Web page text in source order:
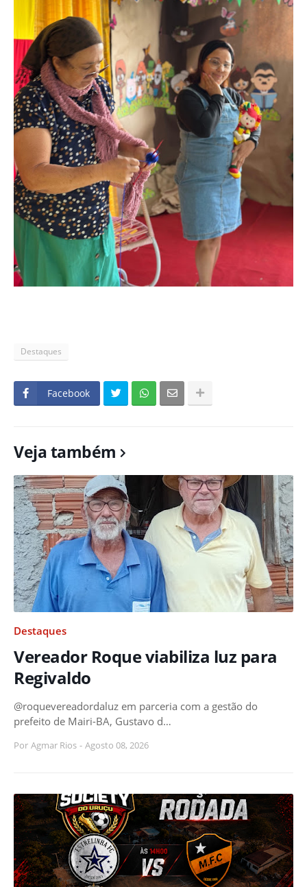
Destaques
Facebook
Veja também
Destaques
Vereador Roque viabiliza luz para
Regivaldo
@roquevereadordaluz em parceria com a gestão do
prefeito de Mairi-BA, Gustavo d…
Por Agmar Rios - Agosto 08, 2026